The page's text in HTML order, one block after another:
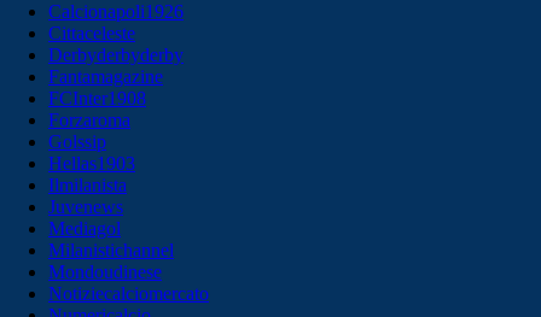
Calcionapoli1926
Cittaceleste
Derbyderbyderby
Fantamagazine
FCInter1908
Forzaroma
Golssip
Hellas1903
Ilmilanista
Juvenews
Mediagol
Milanistichannel
Mondoudinese
Notiziecalciomercato